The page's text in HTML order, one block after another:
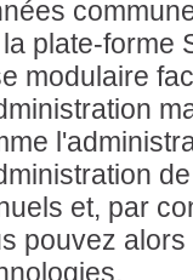
plate-forme
modulaire
et, par
pouvez